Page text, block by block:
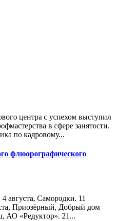
центра с успехом выступил
в сфере занятости.
по кадровому...
флюорографического
августа, Самородки. 11
Приозёрный, Добрый дом
АО «Редуктор». 21...